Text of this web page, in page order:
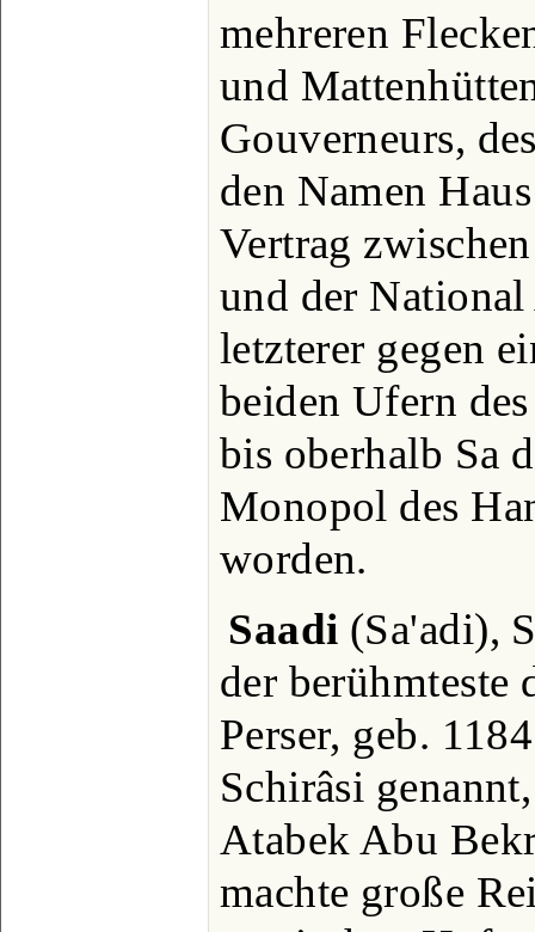
mehreren
und
Gouverneurs,
den Namen
Vertrag
und der
letzterer gegen
beiden Ufern
bis oberhalb Sa
Monopol des
worden.
Saadi (Sa'adi),
der berühmteste
Perser, geb.
Schirâsi
Atabek Abu
machte große